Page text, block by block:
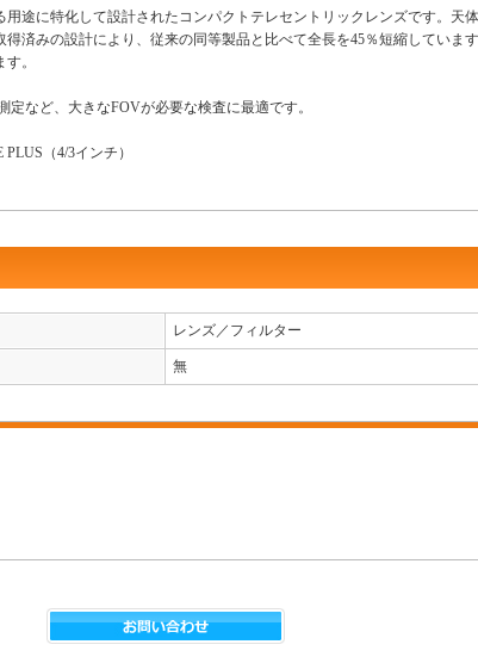
途に特化して設計されたコンパクトテレセントリックレンズです。天
済みの設計により、従来の同等製品と比べて全長を45％短縮していま
。
など、大きなFOVが必要な検査に最適です。
（4/3インチ）
レンズ／フィルター
無